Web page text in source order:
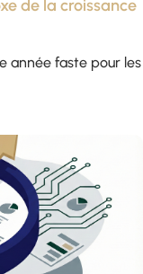
de la croissance
année faste pour les